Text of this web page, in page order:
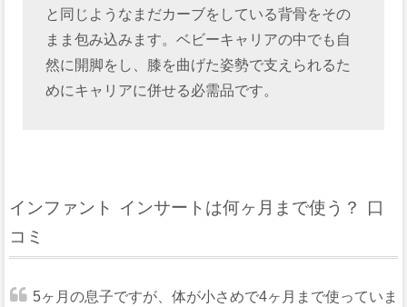
と同じようなまだカーブをしている背骨をその
まま包み込みます。ベビーキャリアの中でも自
然に開脚をし、膝を曲げた姿勢で支えられるた
めにキャリアに併せる必需品です。
インファント インサートは何ヶ月まで使う？ 口
コミ
5ヶ月の息子ですが、体が小さめで4ヶ月まで使っていま